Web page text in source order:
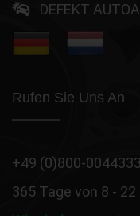
DEFEKT
Rufen Sie Uns An
+49 (0)800-0044333
365 Tage von 8 - 22